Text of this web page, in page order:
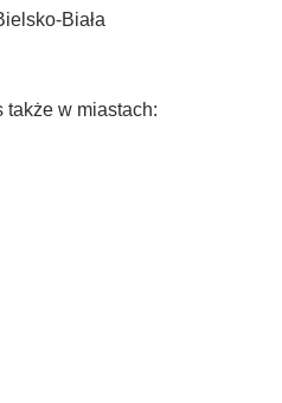
Biała
także w miastach: